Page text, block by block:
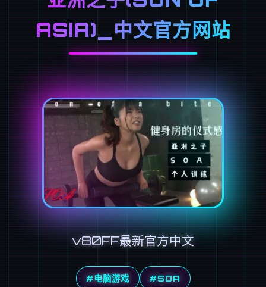
ASIA)_中文官方网站
v80FF最新官方中文
#电脑游戏 #SOA